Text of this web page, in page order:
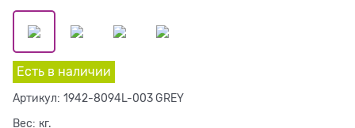
Есть в наличии
Артикул: 1942-8094L-003 GREY
Вес: кг.